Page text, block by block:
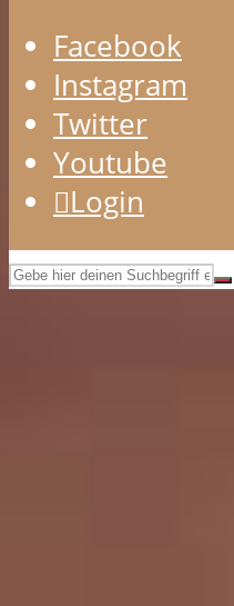
Facebook
Instagram
Twitter
Youtube
Login